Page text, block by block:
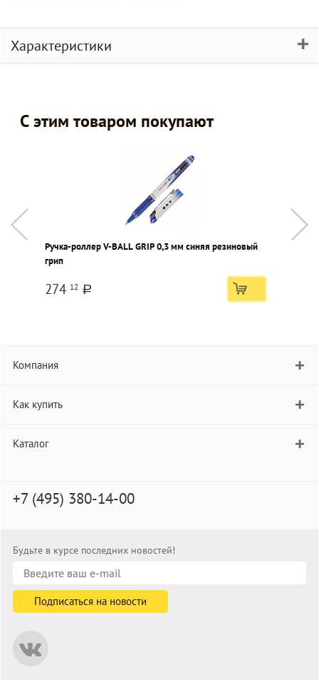
Характеристики
С этим товаром покупают
Ручка-роллер V-BALL GRIP 0,3 мм синяя резиновый
грип
274 12 a
Компания
Как купить
Каталог
+7 (495) 380-14-00
Будьте в курсе последних новостей!